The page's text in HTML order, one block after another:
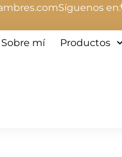
Síguenos en:
Sobre mí Productos